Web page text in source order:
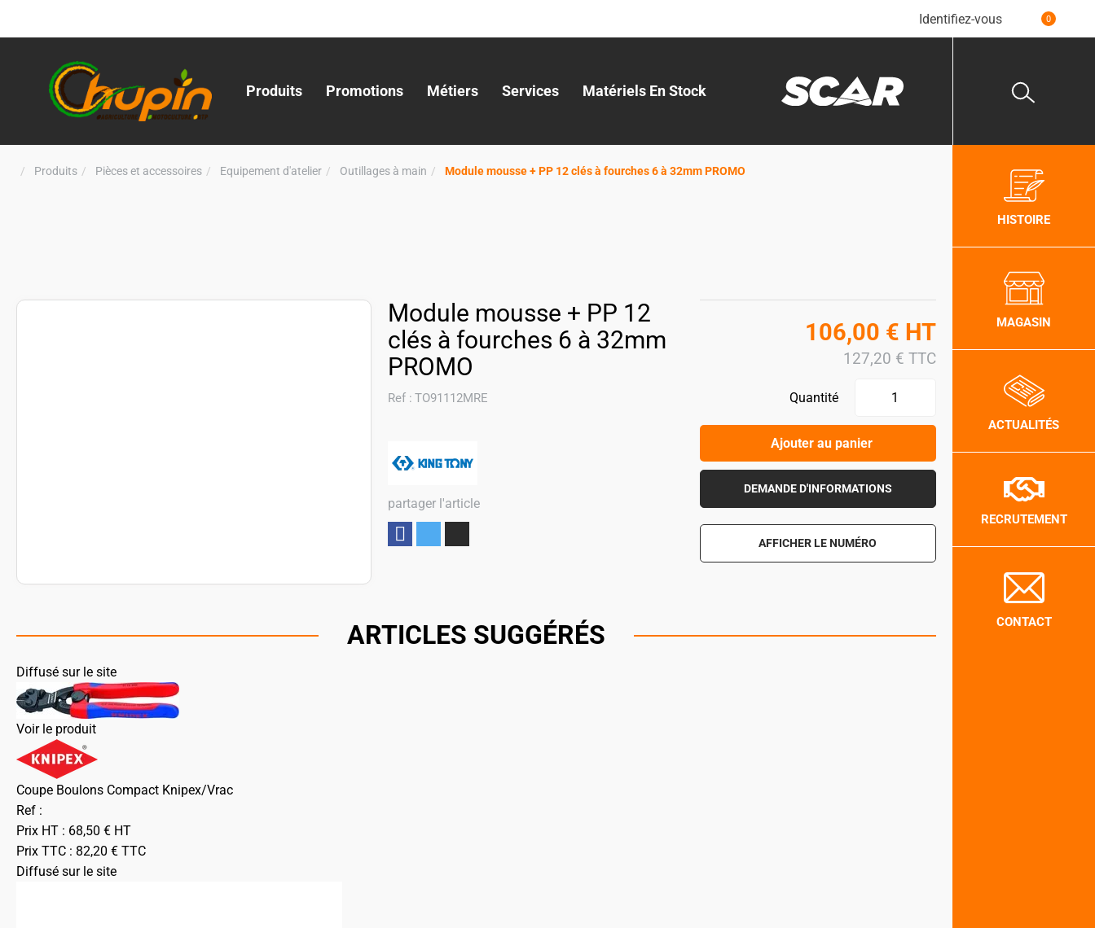
Identifiez-vous 0
Produits Promotions Métiers Services Matériels En Stock
Produits Pièces et accessoires Equipement d'atelier Outillages à main Module mousse + PP 12 clés à fourches 6 à 32mm PROMO
Module mousse + PP 12
clés à fourches 6 à 32mm
PROMO
Ref : TO91112MRE
partager l'article
106,00 € HT
127,20 € TTC
Quantité
Ajouter au panier
DEMANDE D'INFORMATIONS
AFFICHER LE NUMÉRO
ARTICLES SUGGÉRÉS
Diffusé sur le site
Voir le produit
Coupe Boulons Compact Knipex/Vrac
Ref :
Prix HT : 68,50 € HT
Prix TTC : 82,20 € TTC
Diffusé sur le site
HISTOIRE
MAGASIN
ACTUALITÉS
RECRUTEMENT
CONTACT